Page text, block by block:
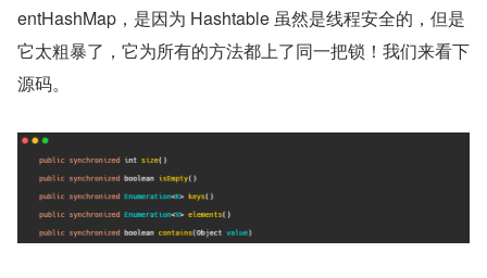
entHashMap，是因为 Hashtable 虽然是线程安全的，但是
它太粗暴了，它为所有的方法都上了同一把锁！我们来看下
源码。